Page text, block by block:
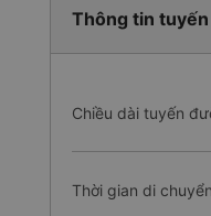
Thông tin
Chiều dài tuyến
Thời gian di chuyển